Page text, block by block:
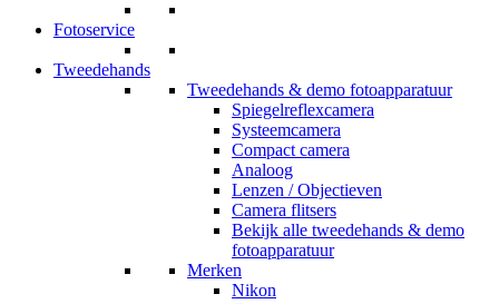
Fotoservice
Tweedehands
Tweedehands & demo fotoapparatuur
Spiegelreflexcamera
Systeemcamera
Compact camera
Analoog
Lenzen / Objectieven
Camera flitsers
Bekijk alle tweedehands & demo
fotoapparatuur
Merken
Nikon